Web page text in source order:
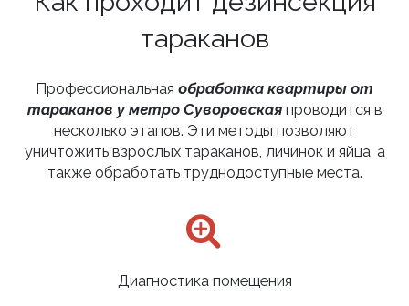
тараканов
Профессиональная обработка квартиры от
тараканов у метро Суворовскаяпроводится в
несколько этапов. Эти методы позволяют
уничтожить взрослых тараканов, личинок и яйца, а
также обработать труднодоступные места.
Диагностика помещения